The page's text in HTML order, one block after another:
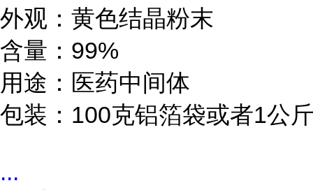
外观：黄色结晶粉末
含量：99%
用途：医药中间体
包装：100克铝箔袋或者1公
...